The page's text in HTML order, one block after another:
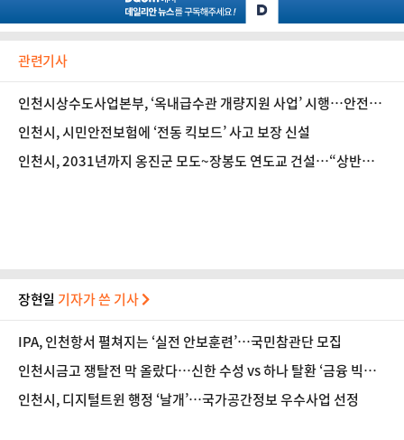
관련기사
인천시상수도사업본부, ‘옥내급수관 개량지원 사업’ 시행…안전한
수돗물 공급
인천시, 시민안전보험에 ‘전동 킥보드’ 사고 보장 신설
인천시, 2031년까지 옹진군 모도~장봉도 연도교 건설…“상반기
장현일 기자가 쓴 기사
IPA, 인천항서 펼쳐지는 ‘실전 안보훈련’…국민참관단 모집
인천시금고 쟁탈전 막 올랐다…신한 수성 vs 하나 탈환 ‘금융 빅매
치’
인천시, 디지털트윈 행정 ‘날개’…국가공간정보 우수사업 선정